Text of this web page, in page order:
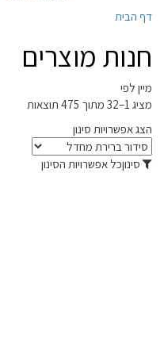
דף הבית
חנות מוצרים
מיין לפי
מציג 1–32 מתוך 475 תוצאות
הצג אפשרויות סינון
סינוןכל אפשרויות הסינון